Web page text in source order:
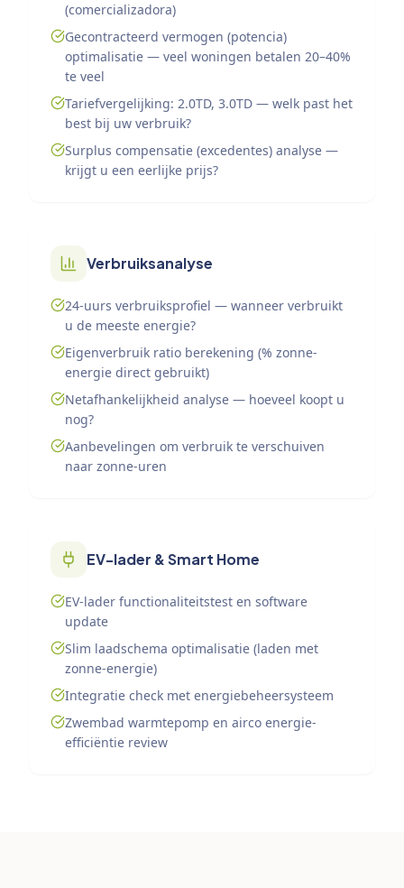
(comercializadora)
Gecontracteerd vermogen (potencia)
optimalisatie — veel woningen betalen 20–40%
te veel
Tariefvergelijking: 2.0TD, 3.0TD — welk past het
best bij uw verbruik?
Surplus compensatie (excedentes) analyse —
krijgt u een eerlijke prijs?
Verbruiksanalyse
24-uurs verbruiksprofiel — wanneer verbruikt
u de meeste energie?
Eigenverbruik ratio berekening (% zonne-
energie direct gebruikt)
Netafhankelijkheid analyse — hoeveel koopt u
nog?
Aanbevelingen om verbruik te verschuiven
naar zonne-uren
EV-lader & Smart Home
EV-lader functionaliteitstest en software
update
Slim laadschema optimalisatie (laden met
zonne-energie)
Integratie check met energiebeheersysteem
Zwembad warmtepomp en airco energie-
efficiëntie review